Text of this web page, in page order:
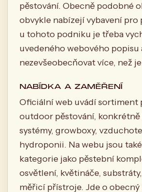
pěstování. Obecně podobné
obvykle nabízejí vybavení pro
u tohoto podniku je třeba
uvedeného webového popisu
nezevšeobecňovat více, než
NABÍDKA A ZAMĚŘENÍ
Oficiální web uvádí sortiment
outdoor pěstování, konkrétně
systémy, growboxy,
hydroponii. Na webu jsou
kategorie jako pěstební
osvětlení, květináče,
měřicí přístroje. Jde o